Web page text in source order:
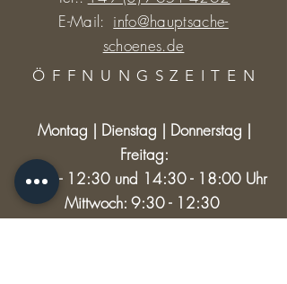
E-Mail: info@hauptsache-
schoenes.de
ÖFFNUNGSZEITE N
Montag | Dienstag | Donnerstag |
Freitag:
9:30 - 12:30 und 14:30 - 18:00 Uhr
Mittwoch: 9:30 - 12:30